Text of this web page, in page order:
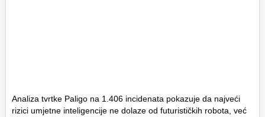
Analiza tvrtke Paligo na 1.406 incidenata pokazuje da najveći
rizici umjetne inteligencije ne dolaze od futurističkih robota, već